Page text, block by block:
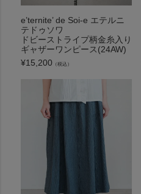
e’ternite’ de Soi-e エテルニ
テドゥソワ
ドビーストライプ柄金糸入り
ギャザーワンピース(24AW)
¥15,200 （税込）